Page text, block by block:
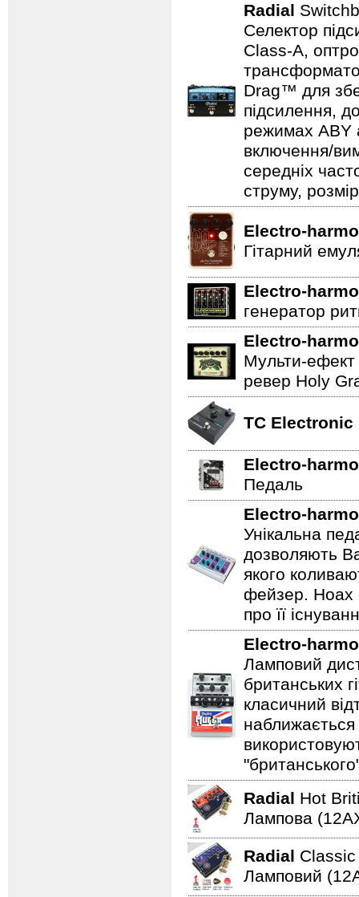
Radial
Селектор
Class-A,
Drag™ для
підсилення,
режимах ABY
включення/
середніх
струму,
Electro-
Гітарний
Electro-
генератор
Electro-
Мульти-ефект
ревер Holy
TC Electronic
Electro-
Педаль
Electro-
Унікальна
дозволяють
якого
фейзер. Hoax
про її
Electro-
Ламповий
британських
класичний
Radial Hot
Лампова
Radial
Ламповий